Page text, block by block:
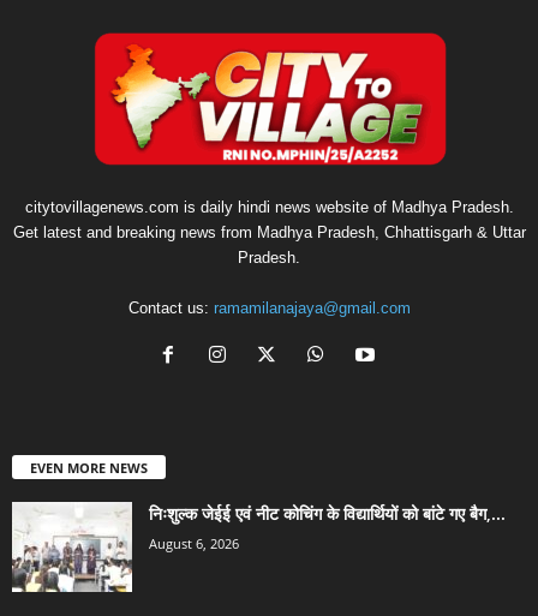
citytovillagenews.com is daily hindi news website of Madhya Pradesh.
Get latest and breaking news from Madhya Pradesh, Chhattisgarh & Uttar
Pradesh.
Contact us: ramamilanajaya@gmail.com
EVEN MORE NEWS
निःशुल्क जेईई एवं नीट कोचिंग के विद्यार्थियों को बांटे गए बैग,...
August 6, 2026